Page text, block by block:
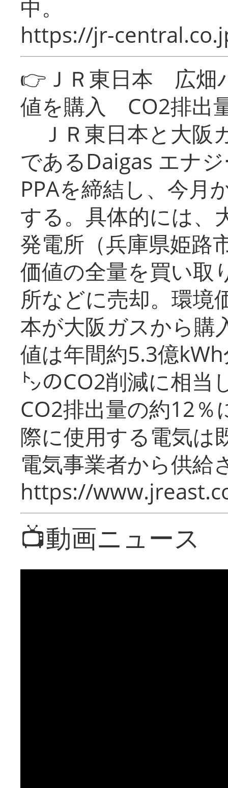
中。
https://jr-
👉ＪＲ東日本 広畑
値を購入 CO2排出
ＪＲ東日本と大阪
であるDaigas エナ
PPAを締結し、今月
する。具体的には、
発電所（兵庫県姫路
価値の全量を買い取
所などに売却。環境
本が大阪ガスから購
値は年間約5.3億
㌧のCO2削減に相当
CO2排出量の約12％
際に使用する電気は
電気事業者から供給
https://
📺動画ニュース